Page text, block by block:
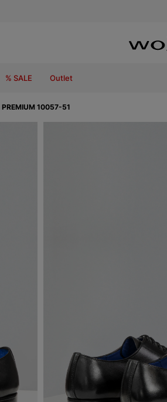
% SALE Outlet
10057-51